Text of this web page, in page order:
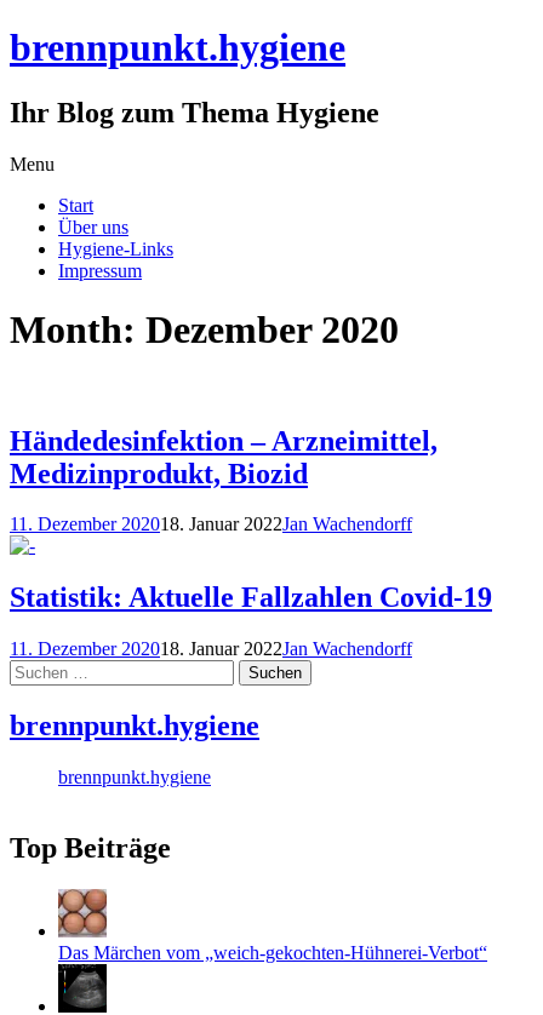
brennpunkt.hygiene
Ihr Blog zum Thema Hygiene
Menu
content
Start
Über uns
Hygiene-Links
Impressum
Month: Dezember 2020
Händedesinfektion – Arzneimittel,
Medizinprodukt, Biozid
11. Dezember 202018. Januar 2022Jan Wachendorff
Statistik: Aktuelle Fallzahlen Covid-19
11. Dezember 202018. Januar 2022Jan Wachendorff
Suchen
nach:
brennpunkt.hygiene
brennpunkt.hygiene
Top Beiträge
Das Märchen vom „weich-gekochten-Hühnerei-Verbot“